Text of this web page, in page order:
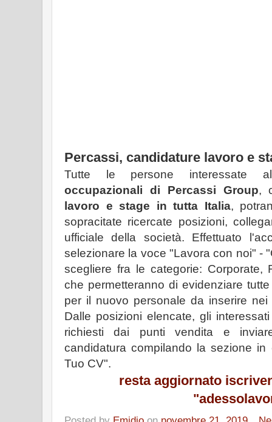
Percassi, candidature lavoro e
Tutte le persone interessate
occupazionali di Percassi Group,
lavoro e stage in tutta Italia,
sopracitate ricercate posizioni,
ufficiale della società. Effettuato
selezionare la voce "Lavora con noi" -
scegliere fra le categorie: Corporate,
che permetteranno di evidenziare
per il nuovo personale da inserire
Dalle posizioni elencate, gli
richiesti dai punti vendita e
candidatura compilando la sezione
Tuo CV".
resta aggiornato